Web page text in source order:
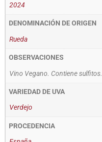
2024
DENOMINACIÓN DE ORIGEN
Rueda
OBSERVACIONES
Vino Vegano. Contiene sulfitos.
VARIEDAD DE UVA
Verdejo
PROCEDENCIA